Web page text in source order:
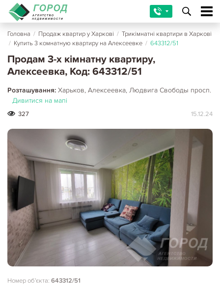
Головна / Продаж квартир у Харкові / Трикімнатні квартири в Харкові
/ Купить 3 комнатную квартиру на Алексеевке / 643312/51
Продам 3-х кімнатну квартиру,
Алексеевка, Код: 643312/51
Розташування: Харьков, Алексеевка, Людвига Свободы просп.
Дивитися на мапі
327 15.12.24
Номер об'єкта: 643312/51